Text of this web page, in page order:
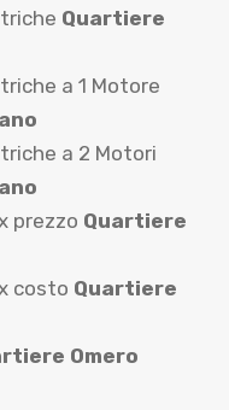
Quartiere
a 1 Motore
a 2 Motori
prezzo Quartiere
costo Quartiere
Omero